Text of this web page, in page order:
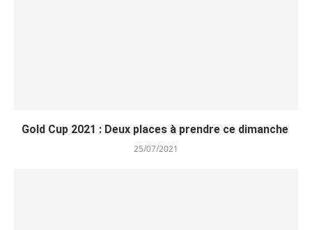
Gold Cup 2021 : Deux places à prendre ce dimanche
25/07/2021